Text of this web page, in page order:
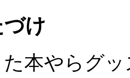
け
本やらグ